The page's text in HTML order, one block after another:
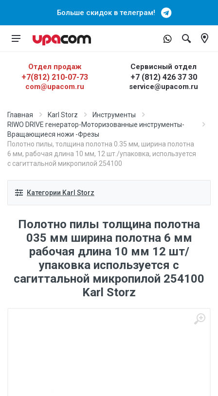
Больше скидок в телеграм!
Отдел продаж
+7(812) 210-07-73
com@upacom.ru
Сервисный отдел
+7 (812) 426 37 30
service@upacom.ru
Главная Karl Storz
Инструменты
RIWO DRIVE генератор-Моторизованные инструменты-
Вращающиеся ножи -Фрезы
Полотно пилы, толщина полотна 0.35 мм, ширина полотна
6 мм, рабочая длина 10 мм, 12 шт./упаковка, используется
с сагиттальной микропилой 254100
Категории Karl Storz
Полотно пилы толщина полотна
035 мм ширина полотна 6 мм
рабочая длина 10 мм 12 шт/
упаковка используется с
сагиттальной микропилой 254100
Karl Storz